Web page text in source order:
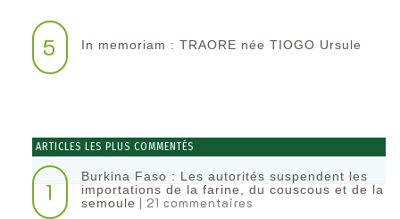
5 In memoriam : TRAORE née TIOGO Ursule
ARTICLES LES PLUS COMMENTÉS
1
Burkina Faso : Les autorités suspendent les
importations de la farine, du couscous et de la
semoule | 21 commentaires